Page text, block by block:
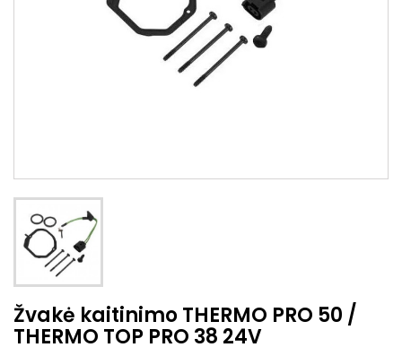
Žvakė kaitinimo THERMO PRO 50 /
THERMO TOP PRO 38 24V